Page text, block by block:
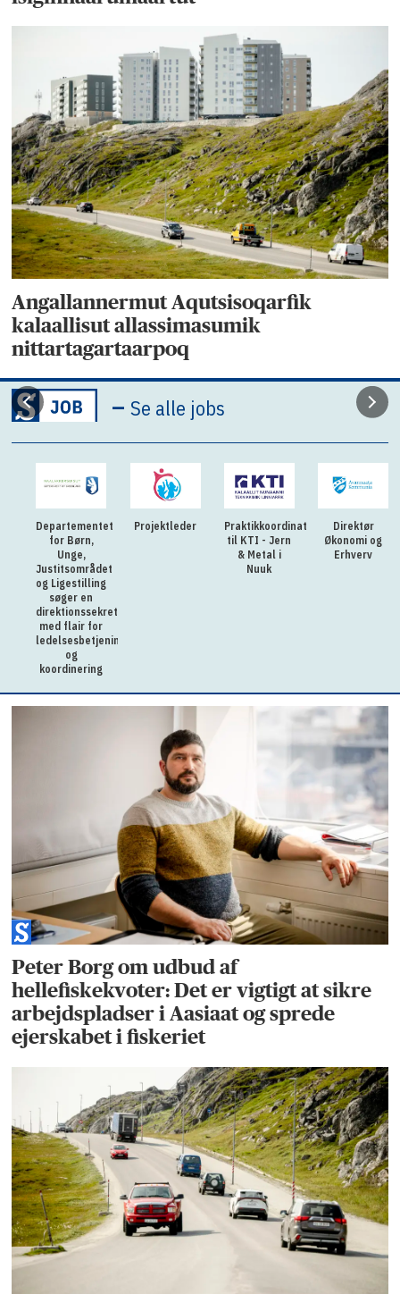
Angallannermut Aqutsisoqarfik
kalaallisut allassimasumik
nittartagartaarpoq
–Se alle jobs
Departementet
for Børn,
Unge,
Justitsområdet
og Ligestilling
søger en
direktionssekretær
med flair for
ledelsesbetjening
og
koordinering
Projektleder
Praktikkoordinator
til KTI - Jern
& Metal i
Nuuk
Direktør
Økonomi og
Erhverv
Peter Borg om udbud af
hellefiskekvoter: Det er vigtigt at sikre
arbejdspladser i Aasiaat og sprede
ejerskabet i fiskeriet